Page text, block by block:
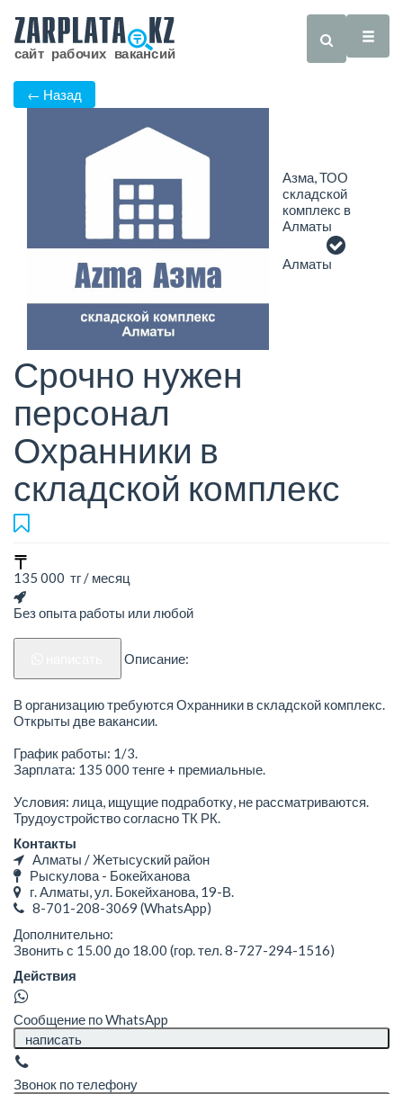
← Назад
Азма, ТОО
складской
комплекс в
Алматы
Алматы
Срочно нужен
персонал
Охранники в
складской комплекс
135 000 тг / месяц
Без опыта работы или любой
Описание:
В организацию требуются Охранники в складской комплекс.
Открыты две вакансии.
График работы: 1/3.
Зарплата: 135 000 тенге + премиальные.
Условия: лица, ищущие подработку, не рассматриваются.
Трудоустройство согласно ТК РК.
Контакты
Алматы / Жетысуский район
Рыскулова - Бокейханова
г. Алматы, ул. ​Бокейханова, 19-В.
8-701-208-3069 (WhatsApp)
Дополнительно:
Звонить с 15.00 до 18.00 (гор. тел. 8-727-294-1516)
Действия
Сообщение по WhatsApp
написать
Звонок по телефону